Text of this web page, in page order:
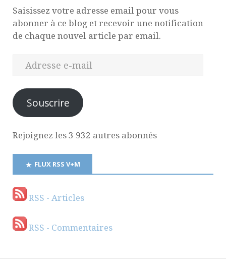
Saisissez votre adresse email pour vous
abonner à ce blog et recevoir une notification
de chaque nouvel article par email.
Souscrire
Rejoignez les 3 932 autres abonnés
FLUX RSS V+M
RSS - Articles
RSS - Commentaires